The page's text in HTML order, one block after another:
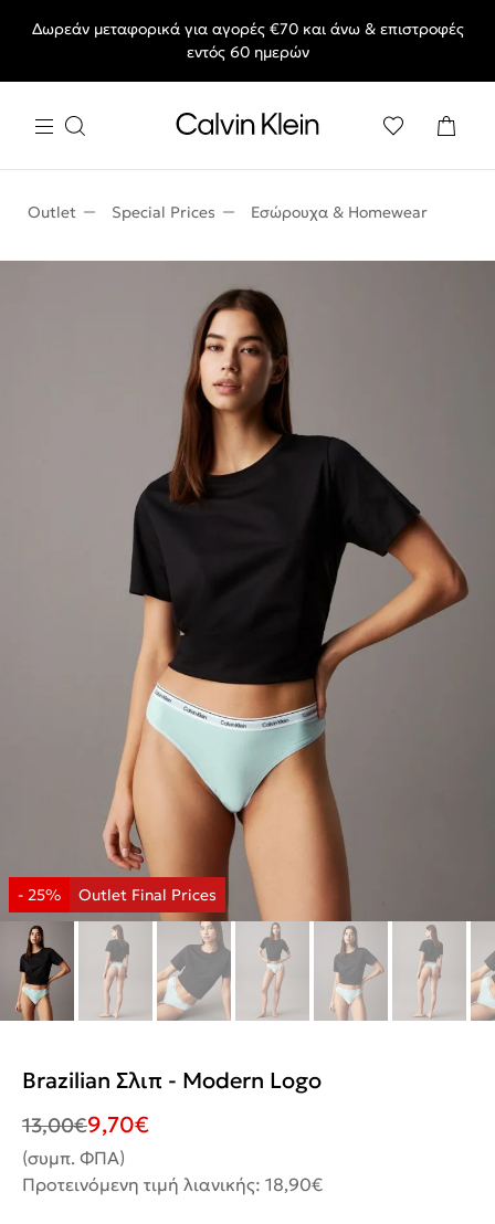
End of Season Sale: Αγαπημένα styles, στις τιμές που θες.
Δωρεάν μεταφορικά για αγορές €70 και άνω & επιστροφές
εντός 60 ημερών
Outlet Special Prices Εσώρουχα & Homewear
Brazilian Σλιπ - Modern Logo
13,00€9,70€
(συμπ. ΦΠΑ)
Προτεινόμενη τιμή λιανικής: 18,90€